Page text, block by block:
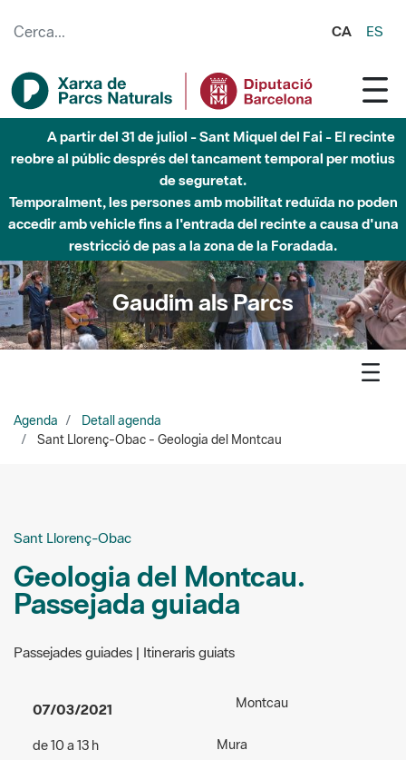
CA ES
Fins al desembre de 2026 - Parc Fluvial Besòs -
Afectacions a la llera del Parc Fluvial del Besòs degut a
obres de construcció d'una passera sobre el riu
Gaudim als Parcs
Agenda
Detall agenda
Passejada guiada
Passejades guiades | Itineraris guiats
07/03/2021
Accés:de pagament - 3
euros/adult – 2
a l'inscriure's